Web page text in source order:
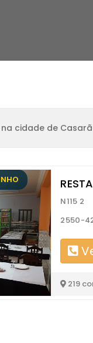
cidade de
N115 2
2550-
219